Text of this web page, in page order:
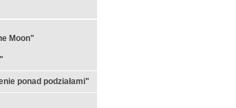
Moon"
ponad podziałami"